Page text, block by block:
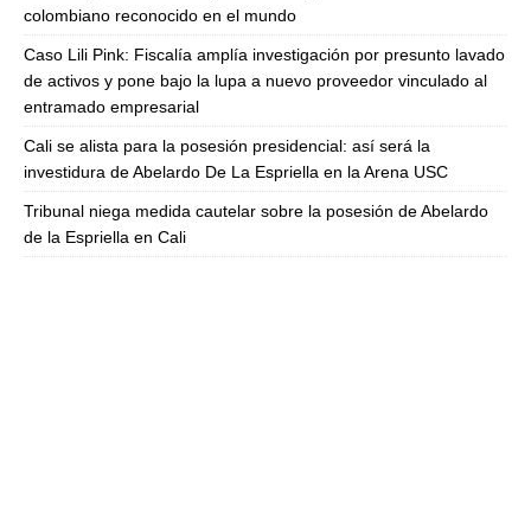
colombiano reconocido en el mundo
Caso Lili Pink: Fiscalía amplía investigación por presunto lavado
de activos y pone bajo la lupa a nuevo proveedor vinculado al
entramado empresarial
Cali se alista para la posesión presidencial: así será la
investidura de Abelardo De La Espriella en la Arena USC
Tribunal niega medida cautelar sobre la posesión de Abelardo
de la Espriella en Cali